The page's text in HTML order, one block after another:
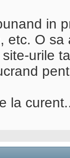
in
etc. O
urile
la